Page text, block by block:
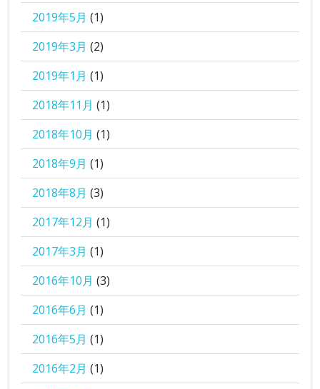
2019年5月 (1)
2019年3月 (2)
2019年1月 (1)
2018年11月 (1)
2018年10月 (1)
2018年9月 (1)
2018年8月 (3)
2017年12月 (1)
2017年3月 (1)
2016年10月 (3)
2016年6月 (1)
2016年5月 (1)
2016年2月 (1)